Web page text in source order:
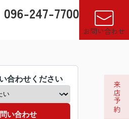
096-247-7700
お問い合わせ
合わせください
い合わせ
来店予約